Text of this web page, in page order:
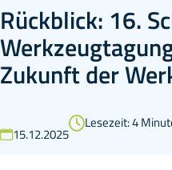
Rückblick: 16.
Zukunft der
15.12.2025
Lesezeit: 4